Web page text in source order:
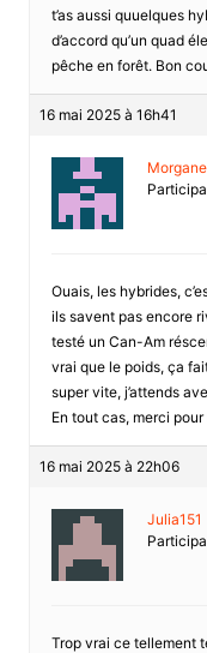
t’as aussi quuelques
d’accord qu’un quad
pêche en forêt. Bon
16 mai 2025 à 16h41
Ouais, les hybrides,
ils savent pas encore
testé un Can-Am
vrai que le poids, ça
super vite, j’attends
En tout cas, merci
16 mai 2025 à 22h06
Julia151
Trop vrai ce tellement